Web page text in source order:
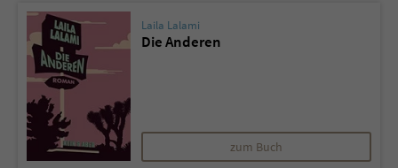
Laila Lalami
Die Anderen
zum Buch